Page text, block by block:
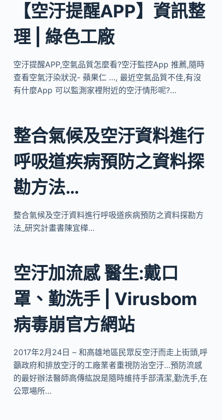
【空汙提醒APP】資訊整
理 | 綠色工廠
空汙提醒APP,空氣品質怎麼看?空汙監控App 推薦,隨時
查看空氣汙染狀況- 蘋果仁 …, 最近空氣品質不佳,有沒
有什麼App 可以監測家裡附近的空汙情形呢?…
整合氣候及空汙資料進行
呼吸道疾病預防之資料探
勘方法…
整合氣候及空汙資料進行呼吸道疾病預防之資料探勘方
法_研究計畫書陳宜樺…
空汙加流感 醫生:戴口
罩、勤洗手 | Virusbom
病毒崩官方網站
2017年2月24日 – 和高雄地區民眾反空汙而走上街頭,呼
籲政府和排放空汙的工廠業者重視防治空汙…預防流感
的最好辦法醫師高傳紘說是隨時維持手部清潔,勤洗手,在
公眾場所…